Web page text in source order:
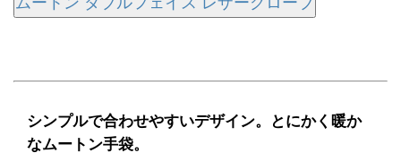
シンプルで合わせやすいデザイン。とにかく暖か
なムートン手袋。